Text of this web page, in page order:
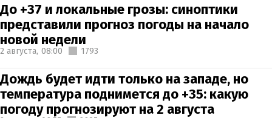
До +37 и локальные грозы: синоптики
представили прогноз погоды на начало
новой недели
2 августа, 08:00 1793
Дождь будет идти только на западе, но
температура поднимется до +35: какую
погоду прогнозируют на 2 августа